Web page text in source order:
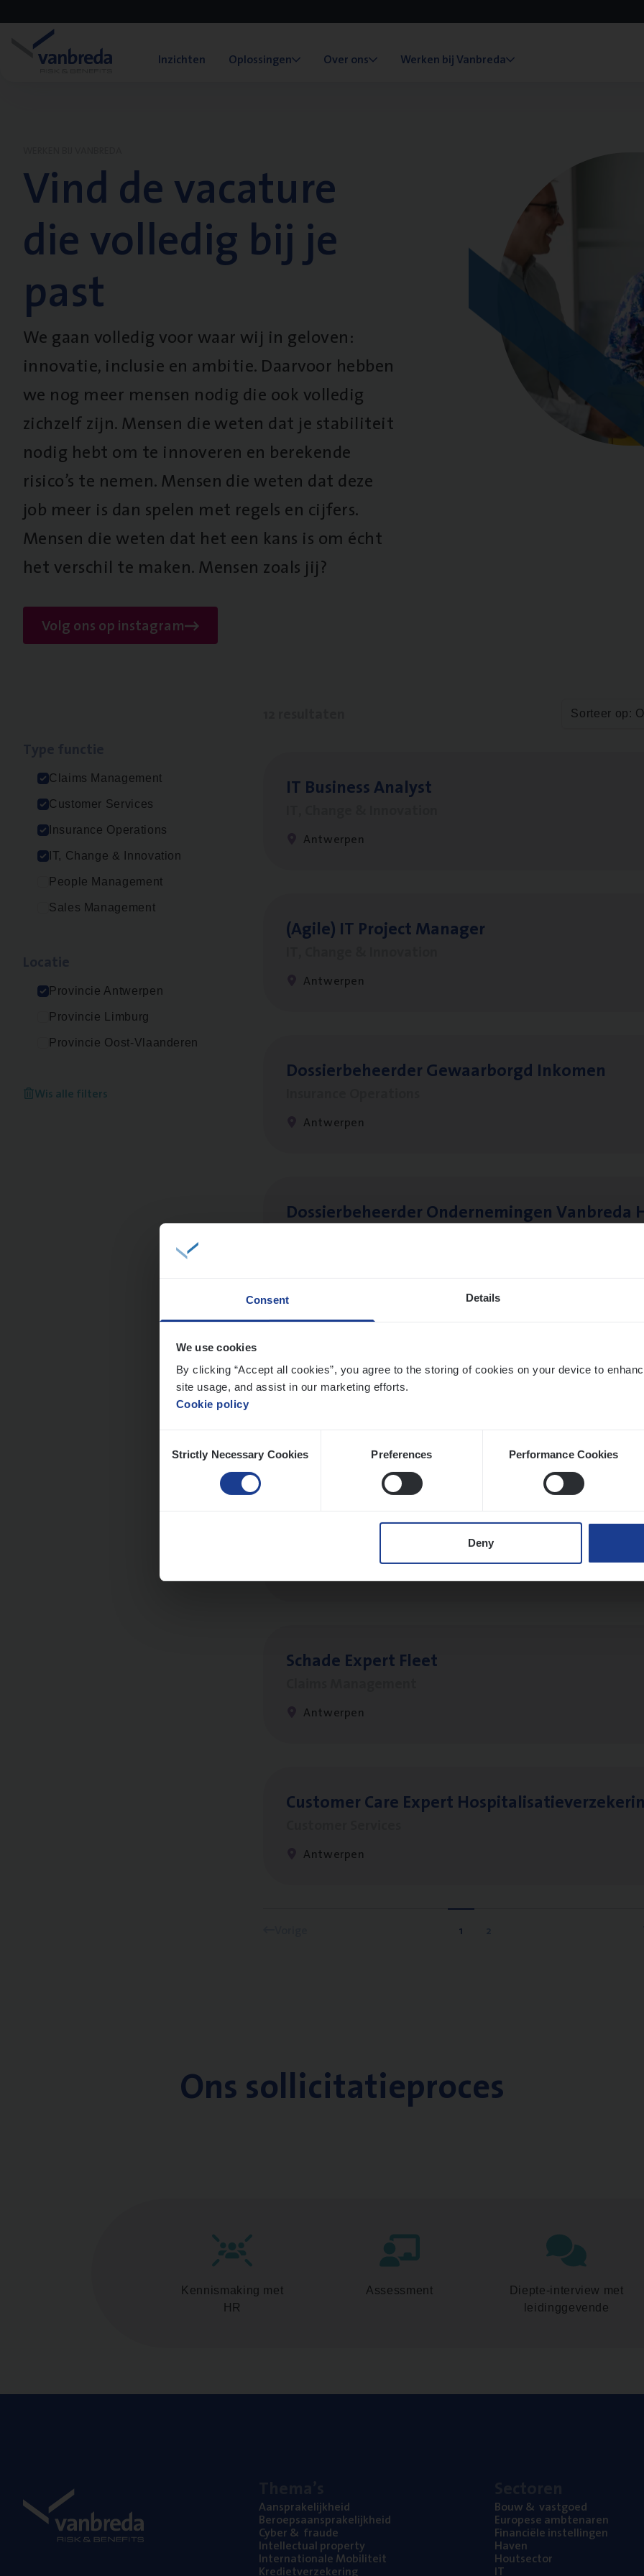
Consent Details
We use cookies
By clicking “Accept all cookies”, you agree to the storing of cookies on your device to
site usage, and assist in our marketing efforts.
Cookie policy
Selection
Strictly Necessary Cookies Preferences Performance Cookies
Deny
Inzichten Oplossingen Over ons Werken bij Vanbreda
Vind de vacature
die volledig bij je
past
We gaan volledig voor waar wij in geloven:
innovatie, inclusie en ambitie. Daarvoor hebben
we nog meer mensen nodig die ook volledig
zichzelf zijn. Mensen die weten dat je stabiliteit
nodig hebt om te innoveren en berekende
risico’s te nemen. Mensen die weten dat deze
job meer is dan spelen met regels en cijfers.
Mensen die weten dat het een kans is om écht
het verschil te maken. Mensen zoals jij?
Volg ons op instagram
Claims Management
Customer Services
Insurance Operations
IT, Change & Innovation
People Management
Sales Management
Provincie Antwerpen
Provincie Limburg
Provincie Oost-Vlaanderen
Wis alle filters
Sorteer op:
IT Busi­ness Analyst
Antwerpen
(Agi­le) IT Pro­ject Manager
Antwerpen
Dos­sier­be­heer­der Gewaar­borgd Inkomen
Antwerpen
Dos­sier­be­heer­der Onder­ne­min­gen Van­b­re­da
Dos­sier­be­heer­der Pro­per­ty verzekeringen
Insurance Operations
Client Exe­cu­ti­ve Marine
Scha­de Expert Fleet
Antwerpen
Cus­to­mer Care Expert
Antwerpen
1 2
Ons sollicitatieproces
Kennismaking met
HR
Assessment
Diepte-interview met
leidinggevende
Aan­spra­ke­lijk­heid
Beroeps­aan­spra­ke­lijk­heid
Cyber& fraude
Intel­lec­tu­al property
Inter­na­ti­o­na­le Mobiliteit
Kre­diet­ver­ze­ke­ring
Bouw& vastgoed
Euro­pe­se ambtenaren
Finan­ci­ë­le instellingen
Haven
Hout­sec­tor
IT